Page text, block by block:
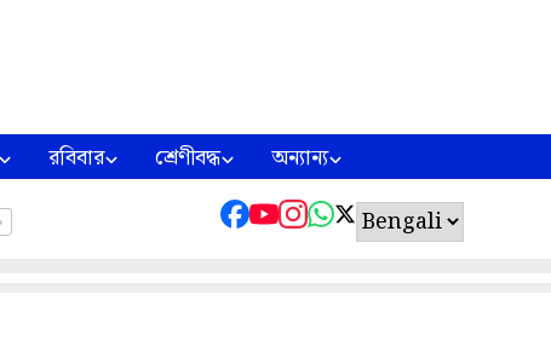
রবিবার শ্রেণীবদ্ধ অন্যান্য